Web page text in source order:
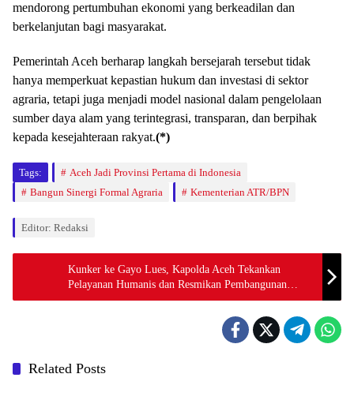
mendorong pertumbuhan ekonomi yang berkeadilan dan
berkelanjutan bagi masyarakat.
Pemerintah Aceh berharap langkah bersejarah tersebut tidak
hanya memperkuat kepastian hukum dan investasi di sektor
agraria, tetapi juga menjadi model nasional dalam pengelolaan
sumber daya alam yang terintegrasi, transparan, dan berpihak
kepada kesejahteraan rakyat.(*)
Tags:
Aceh Jadi Provinsi Pertama di Indonesia
Bangun Sinergi Formal Agraria
Kementerian ATR/BPN
Editor: Redaksi
Kunker ke Gayo Lues, Kapolda Aceh Tekankan
Pelayanan Humanis dan Resmikan Pembangunan
Polsek Dabun Gelang
Related Posts
Berita